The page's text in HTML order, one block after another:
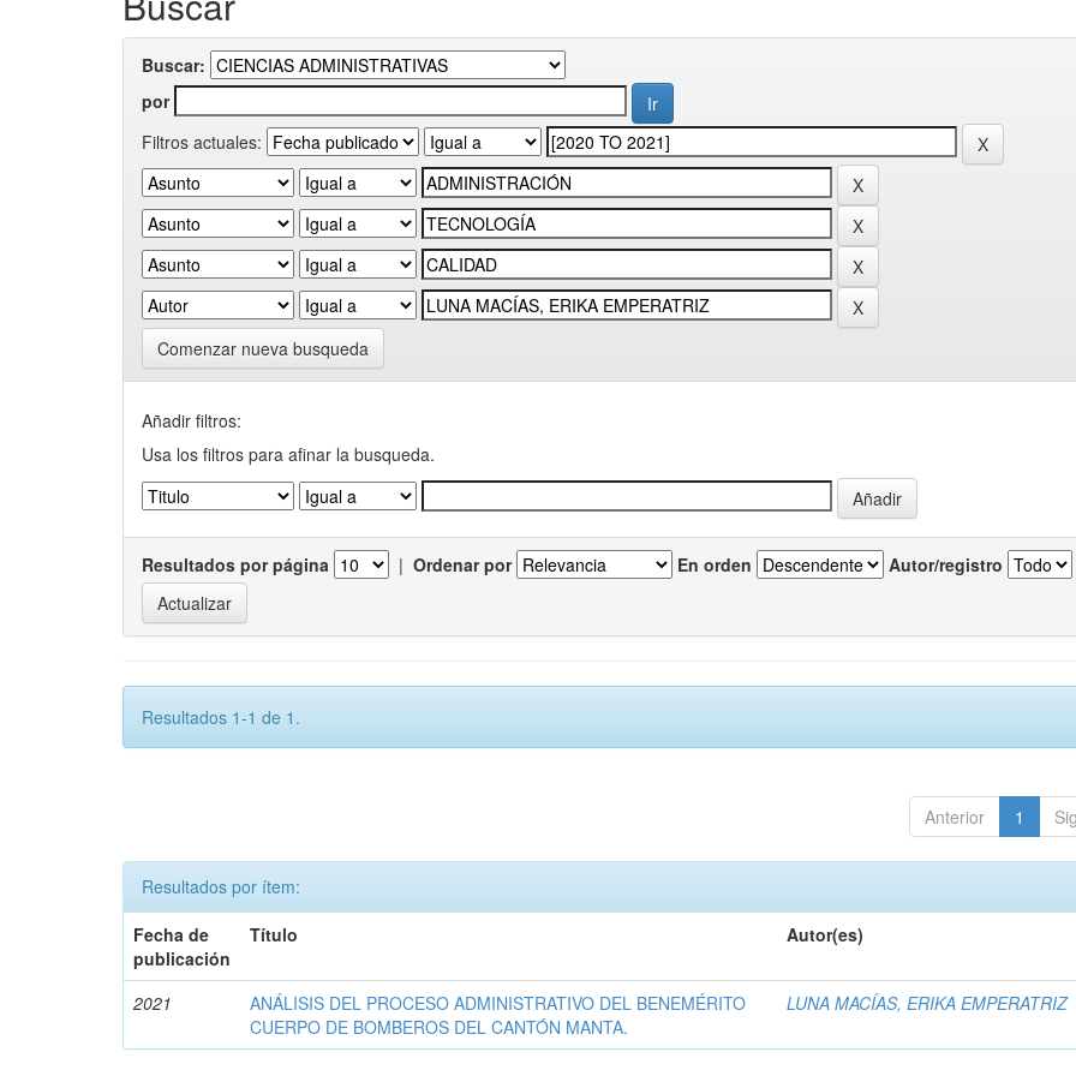
Buscar:
por
Filtros actuales:
Comenzar nueva busqueda
Añadir filtros:
Usa los filtros para afinar la busqueda.
Resultados por página | Ordenar por En orden Autor/registro
Resultados 1-1 de 1.
Anterior 1
Resultados por ítem:
Fecha de
publicación
Título Autor(es)
2021
ANÁLISIS DEL PROCESO ADMINISTRATIVO DEL BENEMÉRITO
CUERPO DE BOMBEROS DEL CANTÓN MANTA.
LUNA MACÍAS, ERIKA EMPERATRIZ